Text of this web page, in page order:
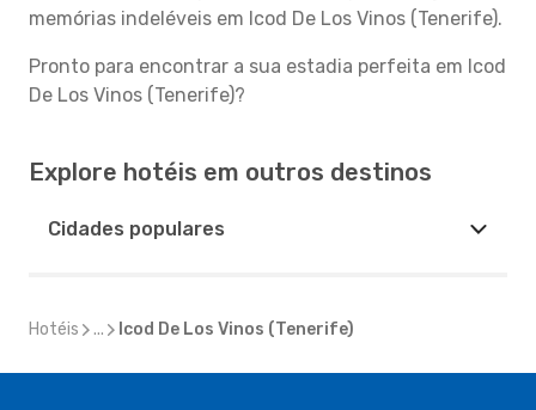
memórias indeléveis em Icod De Los Vinos (Tenerife).
Pronto para encontrar a sua estadia perfeita em Icod
De Los Vinos (Tenerife)?
Explore hotéis em outros destinos
Cidades populares
Hotéis ... Icod De Los Vinos (Tenerife)